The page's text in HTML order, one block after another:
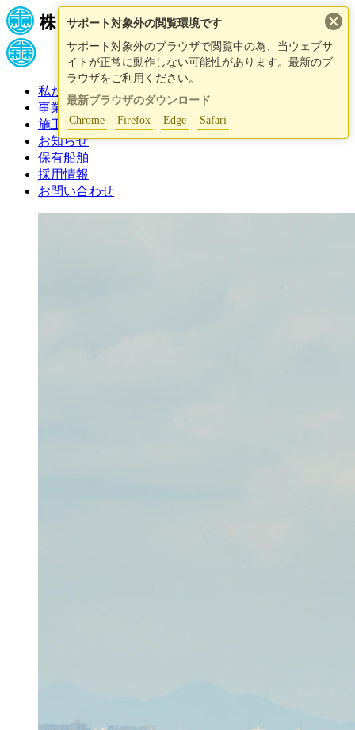
サポート対象外の閲覧環境です
サポート対象外のブラウザで閲覧中の為、当ウェブサ
イトが正常に動作しない可能性があります。最新のブ
ラウザをご利用ください。
最新ブラウザのダウンロード
Chrome
Firefox Edge Safari
私たちについて
事業紹介
施工事例
お知らせ
保有船舶
採用情報
お問い合わせ